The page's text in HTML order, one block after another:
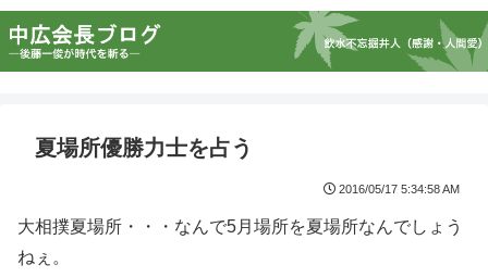
夏場所優勝力士を占う
2016/05/17 5:34:58 AM
大相撲夏場所・・・なんで5月場所を夏場所なんでしょう
ねぇ。